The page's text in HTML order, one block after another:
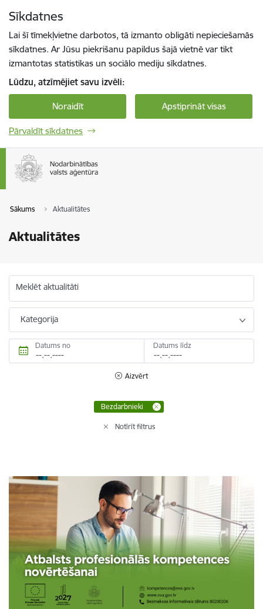
Sīkdatnes
Lai šī tīmekļvietne darbotos, tā izmanto obligāti nepieciešamās
sīkdatnes. Ar Jūsu piekrišanu papildus šajā vietnē var tikt
izmantotas statistikas un sociālo mediju sīkdatnes.
Lūdzu, atzīmējiet savu izvēli:
Noraidīt Apstiprināt visas
Pārvaldīt sīkdatnes
Sākums Aktualitātes
Aktualitātes
Meklēt aktualitāti
Kategorija
Datums no Datums līdz
Aizvērt
Bezdarbnieki
Notīrīt filtrus